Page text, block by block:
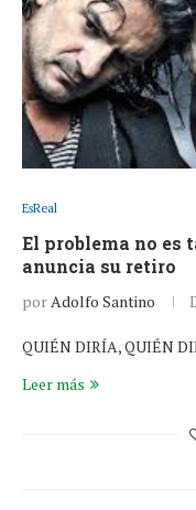
EsReal
El problema no es
anuncia su retiro
porAdolfo Santino
QUIÉN DIRÍA, QUIÉN
Leer más